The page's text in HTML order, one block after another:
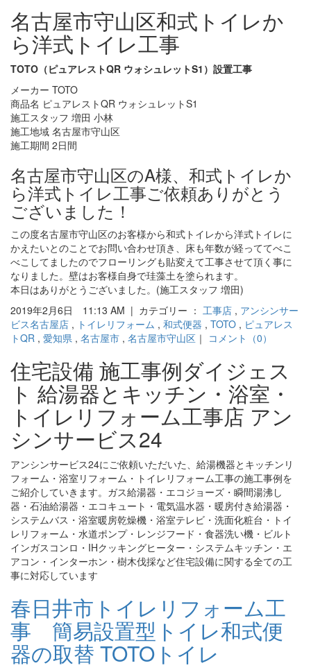
名古屋市守山区和式トイレか
ら洋式トイレ工事
TOTO（ピュアレストQR ウォシュレットS1）設置工事
メーカー TOTO
商品名 ピュアレストQR ウォシュレットS1
施工スタッフ 増田 小林
施工地域 名古屋市守山区
施工期間 2日間
名古屋市守山区のA様、和式トイレか
ら洋式トイレ工事ご依頼ありがとう
ございました！
この度名古屋市守山区のお客様から和式トイレから洋式トイレに
かえたいとのことでお問い合わせ頂き、床も年数が経っててべこ
べこしてましたのでフローリングも貼変えて工事させて頂く事に
なりました。壁はお客様自身で珪藻土を塗られます。
本日はありがとうございました。(施工スタッフ 増田)
2019年2月6日 11:13 AM | カテゴリー ： 工事店 , アンシンサー
ビス名古屋店 , トイレリフォーム , 和式便器 , TOTO , ピュアレス
トQR , 愛知県 , 名古屋市 , 名古屋市守山区 ｜ コメント（0）
住宅設備 施工事例ダイジェス
ト 給湯器とキッチン・浴室・
トイレリフォーム工事店 アン
シンサービス24
アンシンサービス24にご依頼いただいた、給湯機器とキッチンリ
フォーム・浴室リフォーム・トイレリフォーム工事の施工事例を
ご紹介していきます。ガス給湯器・エコジョーズ・瞬間湯沸し
器・石油給湯器・エコキュート・電気温水器・暖房付き給湯器・
システムバス・浴室暖房乾燥機・浴室テレビ・洗面化粧台・トイ
レリフォーム・水道ポンプ・レンジフード・食器洗い機・ビルト
インガスコンロ・IHクッキングヒーター・システムキッチン・エ
アコン・インターホン・樹木伐採など住宅設備に関する全ての工
事に対応しています
春日井市トイレリフォーム工
事 簡易設置型トイレ和式便
器の取替 TOTOトイレ